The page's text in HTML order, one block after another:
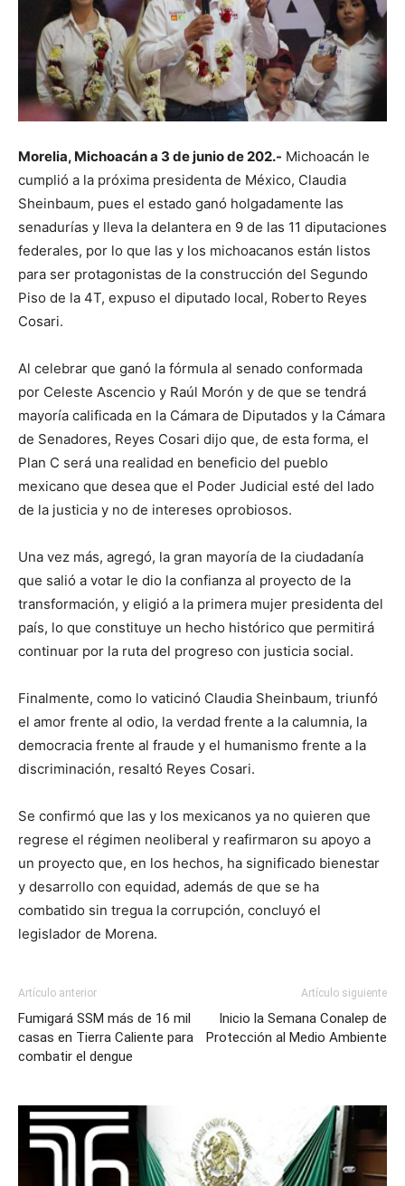
Morelia, Michoacán a 3 de junio de 202.- Michoacán le
cumplió a la próxima presidenta de México, Claudia
Sheinbaum, pues el estado ganó holgadamente las
senadurías y lleva la delantera en 9 de las 11 diputaciones
federales, por lo que las y los michoacanos están listos
para ser protagonistas de la construcción del Segundo
Piso de la 4T, expuso el diputado local, Roberto Reyes
Cosari.
Al celebrar que ganó la fórmula al senado conformada
por Celeste Ascencio y Raúl Morón y de que se tendrá
mayoría calificada en la Cámara de Diputados y la Cámara
de Senadores, Reyes Cosari dijo que, de esta forma, el
Plan C será una realidad en beneficio del pueblo
mexicano que desea que el Poder Judicial esté del lado
de la justicia y no de intereses oprobiosos.
Una vez más, agregó, la gran mayoría de la ciudadanía
que salió a votar le dio la confianza al proyecto de la
transformación, y eligió a la primera mujer presidenta del
país, lo que constituye un hecho histórico que permitirá
continuar por la ruta del progreso con justicia social.
Finalmente, como lo vaticinó Claudia Sheinbaum, triunfó
el amor frente al odio, la verdad frente a la calumnia, la
democracia frente al fraude y el humanismo frente a la
discriminación, resaltó Reyes Cosari.
Se confirmó que las y los mexicanos ya no quieren que
regrese el régimen neoliberal y reafirmaron su apoyo a
un proyecto que, en los hechos, ha significado bienestar
y desarrollo con equidad, además de que se ha
combatido sin tregua la corrupción, concluyó el
legislador de Morena.
Artículo anterior
Fumigará SSM más de 16 mil
casas en Tierra Caliente para
combatir el dengue
Artículo siguiente
Inicio la Semana Conalep de
Protección al Medio Ambiente